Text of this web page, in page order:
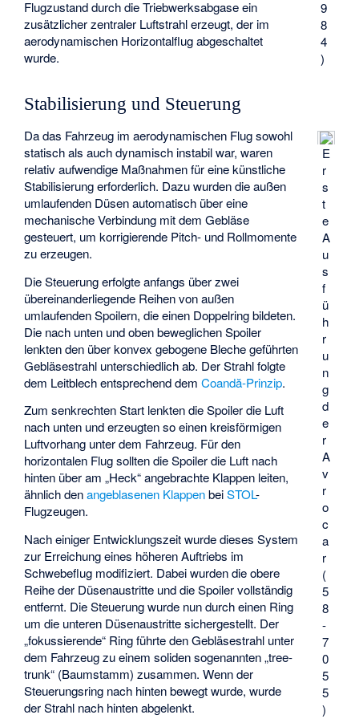
9
8
4
)
Flugzustand durch die Triebwerksabgase ein
zusätzlicher zentraler Luftstrahl erzeugt, der im
aerodynamischen Horizontalflug abgeschaltet
wurde.
Stabilisierung und Steuerung
E
r
s
t
e
A
u
s
f
ü
h
r
u
n
g
d
e
r
A
v
r
o
c
a
r
(
5
8
-
7
0
5
5
)
Da das Fahrzeug im aerodynamischen Flug sowohl
statisch als auch dynamisch instabil war, waren
relativ aufwendige Maßnahmen für eine künstliche
Stabilisierung erforderlich. Dazu wurden die außen
umlaufenden Düsen automatisch über eine
mechanische Verbindung mit dem Gebläse
gesteuert, um korrigierende Pitch- und Rollmomente
zu erzeugen.
Die Steuerung erfolgte anfangs über zwei
übereinanderliegende Reihen von außen
umlaufenden Spoilern, die einen Doppelring bildeten.
Die nach unten und oben beweglichen Spoiler
lenkten den über konvex gebogene Bleche geführten
Gebläsestrahl unterschiedlich ab. Der Strahl folgte
dem Leitblech entsprechend demCoandă-Prinzip.
Zum senkrechten Start lenkten die Spoiler die Luft
nach unten und erzeugten so einen kreisförmigen
Luftvorhang unter dem Fahrzeug. Für den
horizontalen Flug sollten die Spoiler die Luft nach
hinten über am „Heck“ angebrachte Klappen leiten,
ähnlich denangeblasenen KlappenbeiSTOL-
Flugzeugen.
Nach einiger Entwicklungszeit wurde dieses System
zur Erreichung eines höheren Auftriebs im
Schwebeflug modifiziert. Dabei wurden die obere
Reihe der Düsenaustritte und die Spoiler vollständig
entfernt. Die Steuerung wurde nun durch einen Ring
um die unteren Düsenaustritte sichergestellt. Der
„fokussierende“ Ring führte den Gebläsestrahl unter
dem Fahrzeug zu einem soliden sogenannten „tree-
trunk“ (Baumstamm) zusammen. Wenn der
Steuerungsring nach hinten bewegt wurde, wurde
der Strahl nach hinten abgelenkt.